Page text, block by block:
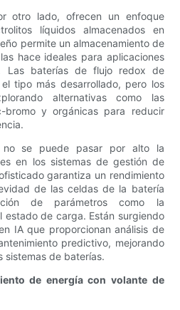
otro lado, ofrecen un enfoque
líquidos almacenados en
permite un almacenamiento de
hace ideales para aplicaciones
Las baterías de flujo redox de
tipo más desarrollado, pero los
alternativas como las
y orgánicas para reducir
no se puede pasar por alto la
en los sistemas de gestión de
garantiza un rendimiento
de las celdas de la batería
de parámetros como la
estado de carga. Están surgiendo
IA que proporcionan análisis de
predictivo, mejorando
sistemas de baterías.
de energía con volante de